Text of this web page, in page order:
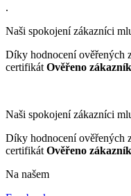
.
Naši spokojení zákazníci
Díky hodnocení ověřených
certifikát Ověřeno
Naši spokojení zákazníci
Díky hodnocení ověřených
certifikát Ověřeno
Na našem